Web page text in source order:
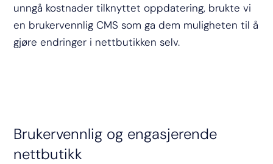
unngå kostnader tilknyttet oppdatering, brukte vi
en brukervennlig CMS som ga dem muligheten til å
gjøre endringer i nettbutikken selv.
Brukervennlig og engasjerende
nettbutikk